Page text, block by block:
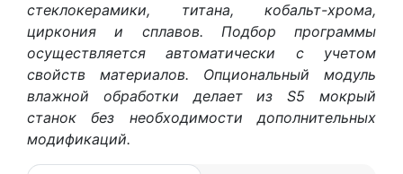
стеклокерамики, титана, кобальт-хрома,
циркония и сплавов. Подбор программы
осуществляется автоматически с учетом
свойств материалов. Опциональный модуль
влажной обработки делает из S5 мокрый
станок без необходимости дополнительных
модификаций.